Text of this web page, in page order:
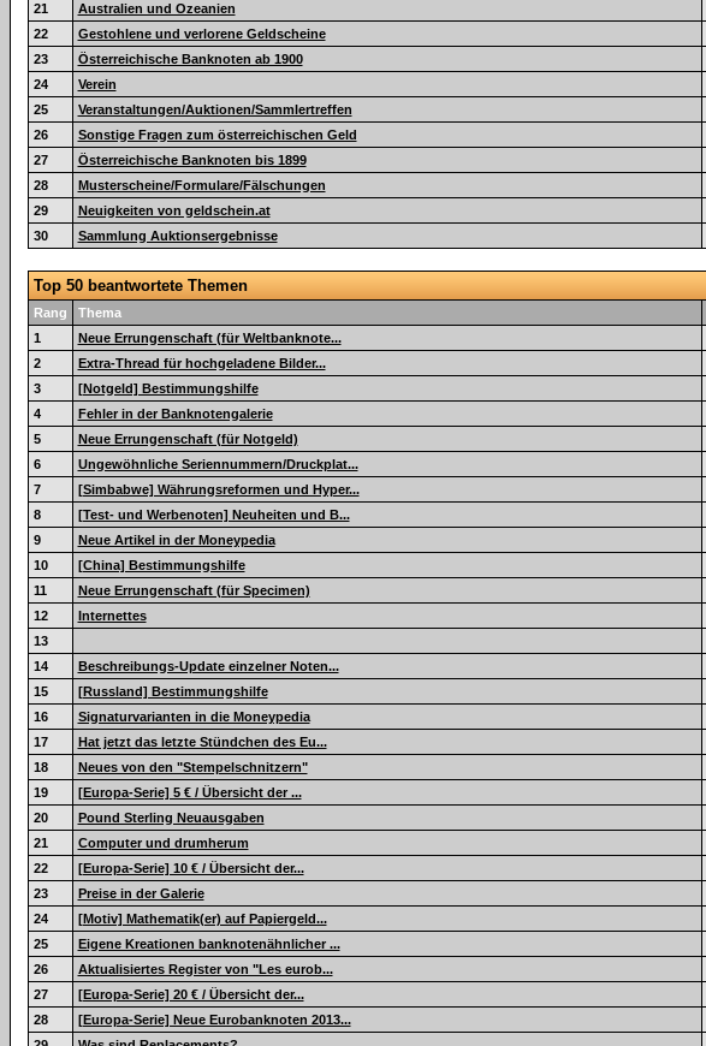
21
Australien und Ozeanien
22
Gestohlene und verlorene Geldscheine
23
Österreichische Banknoten ab 1900
24
Verein
25
Veranstaltungen/Auktionen/Sammlertreffen
26
Sonstige Fragen zum österreichischen Geld
27
Österreichische Banknoten bis 1899
28
Musterscheine/Formulare/Fälschungen
29
Neuigkeiten von geldschein.at
30
Sammlung Auktionsergebnisse
Top 50 beantwortete Themen
Rang Thema
1
Neue Errungenschaft (für Weltbanknote...
2
Extra-Thread für hochgeladene Bilder...
3
[Notgeld] Bestimmungshilfe
4
Fehler in der Banknotengalerie
5
Neue Errungenschaft (für Notgeld)
6
Ungewöhnliche Seriennummern/Druckplat...
7
[Simbabwe] Währungsreformen und Hyper...
8
[Test- und Werbenoten] Neuheiten und B...
9
Neue Artikel in der Moneypedia
10
[China] Bestimmungshilfe
11
Neue Errungenschaft (für Specimen)
12
Internettes
13
14
Beschreibungs-Update einzelner Noten...
15
[Russland] Bestimmungshilfe
16
Signaturvarianten in die Moneypedia
17
Hat jetzt das letzte Stündchen des Eu...
18
Neues von den "Stempelschnitzern"
19
[Europa-Serie] 5 € / Übersicht der ...
20
Pound Sterling Neuausgaben
21
Computer und drumherum
22
[Europa-Serie] 10 € / Übersicht der...
23
Preise in der Galerie
24
[Motiv] Mathematik(er) auf Papiergeld...
25
Eigene Kreationen banknotenähnlicher ...
26
Aktualisiertes Register von "Les eurob...
27
[Europa-Serie] 20 € / Übersicht der...
28
[Europa-Serie] Neue Eurobanknoten 2013...